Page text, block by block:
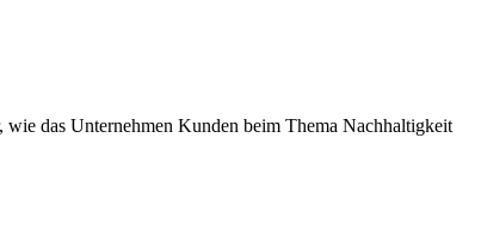
das Unternehmen Kunden beim Thema Nachhaltigkeit